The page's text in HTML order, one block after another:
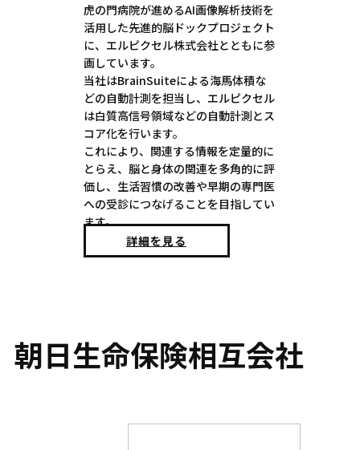
虎の門病院が進めるAI画像解析技術を
活用した先進的脳ドックプロジェクト
に、エルピクセル株式会社とともに参
画しています。
当社はBrainSuiteによる海馬体積な
どの自動計測を担当し、エルピクセル
は白質高信号領域などの自動計測とス
コア化を行います。
これにより、関連する情報を定量的に
とらえ、脳と身体の関連を多角的に評
価し、生活習慣の改善や早期の専門医
への受診につなげることを目指してい
ます。
詳細を見る
朝日生命保険相互会社